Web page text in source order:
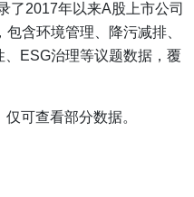
了2017年以来A股上市公司
含环境管理、降污减排、
ESG治理等议题数据，覆
可查看部分数据。